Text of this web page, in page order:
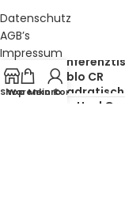
Datenschutz
AGB’s
Impressum
Sitemap
Über uns
© Gastro Uzal
Shop
Warenkorb
Mein Konto
Pablo CR
quadratisch